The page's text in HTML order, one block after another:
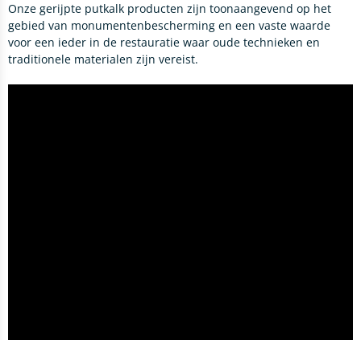
Onze gerijpte putkalk producten zijn toonaangevend op het
gebied van monumentenbescherming en een vaste waarde
voor een ieder in de restauratie waar oude technieken en
traditionele materialen zijn vereist.